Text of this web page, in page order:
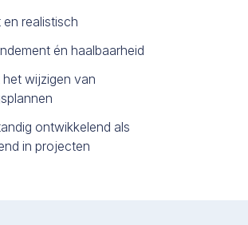
realistisch
én haalbaarheid
wijzigen van
ontwikkelend als
in projecten